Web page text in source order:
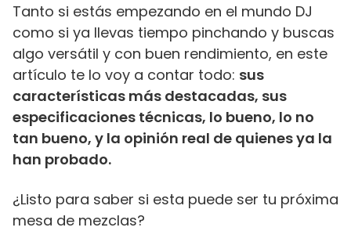
Tanto si estás empezando en el mundo DJ
como si ya llevas tiempo pinchando y buscas
algo versátil y con buen rendimiento, en este
artículo te lo voy a contar todo: sus
características más destacadas, sus
especificaciones técnicas, lo bueno, lo no
tan bueno, y la opinión real de quienes ya la
han probado.
¿Listo para saber si esta puede ser tu próxima
mesa de mezclas?